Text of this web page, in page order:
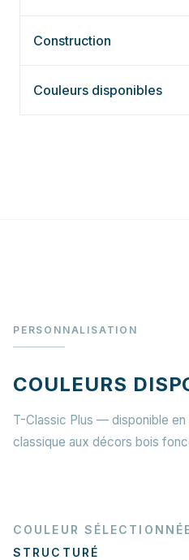
Construction
Couleurs disponibles
PERSONNALISATION
COULEURS
T-Classic Plus — disponible
classique aux décors bois
COULEUR
STRUCTURÉ